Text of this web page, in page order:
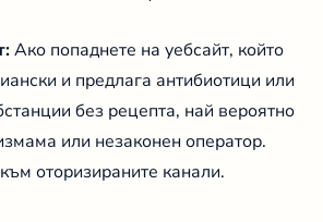
Ако попаднете на уебсайт, който
и предлага антибиотици или
без рецепта, най вероятно
или незаконен оператор.
оторизираните канали.